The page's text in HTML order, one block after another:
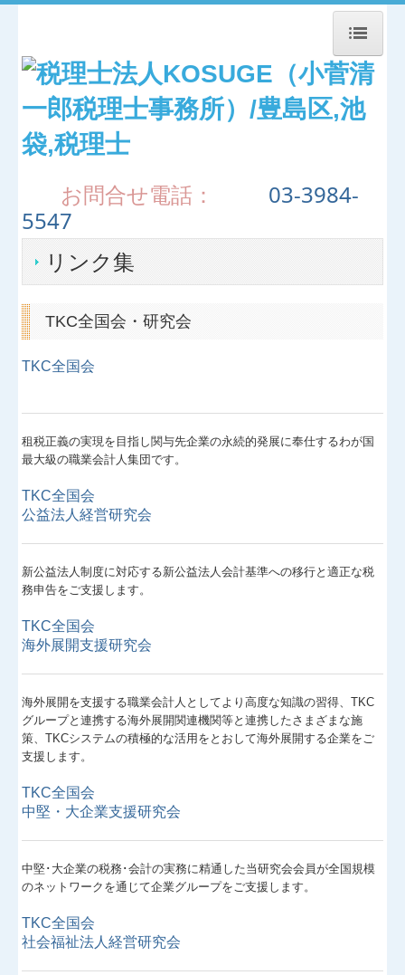
トップページ
お知らせ
経営理念
職員紹介
交通案内
よくある質問
リンク集
社会福祉法人の皆様へ
補助金・助成金・融資情報
関与先向け融資商品ご紹介
経営者オススメ情報
Q&A経営相談
お問合せ電話： 03-3984-
5547
リンク集
TKC全国会・研究会
TKC全国会
租税正義の実現を目指し関与先企業の永続的発展に奉仕するわが国
最大級の職業会計人集団です。
TKC全国会
公益法人経営研究会
新公益法人制度に対応する新公益法人会計基準への移行と適正な税
務申告をご支援します。
TKC全国会
海外展開支援研究会
海外展開を支援する職業会計人としてより高度な知識の習得、TKC
グループと連携する海外展開関連機関等と連携したさまざまな施
策、TKCシステムの積極的な活用をとおして海外展開する企業をご
支援します。
TKC全国会
中堅・大企業支援研究会
中堅･大企業の税務･会計の実務に精通した当研究会会員が全国規模
のネットワークを通じて企業グループをご支援します。
TKC全国会
社会福祉法人経営研究会